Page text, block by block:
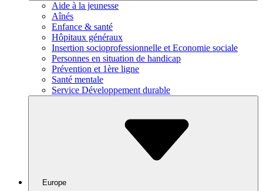
Aide à la jeunesse
Aînés
Enfance & santé
Hôpitaux généraux
Insertion socioprofessionnelle et Economie sociale
Personnes en situation de handicap
Prévention et 1ère ligne
Santé mentale
Service Développement durable
Europe